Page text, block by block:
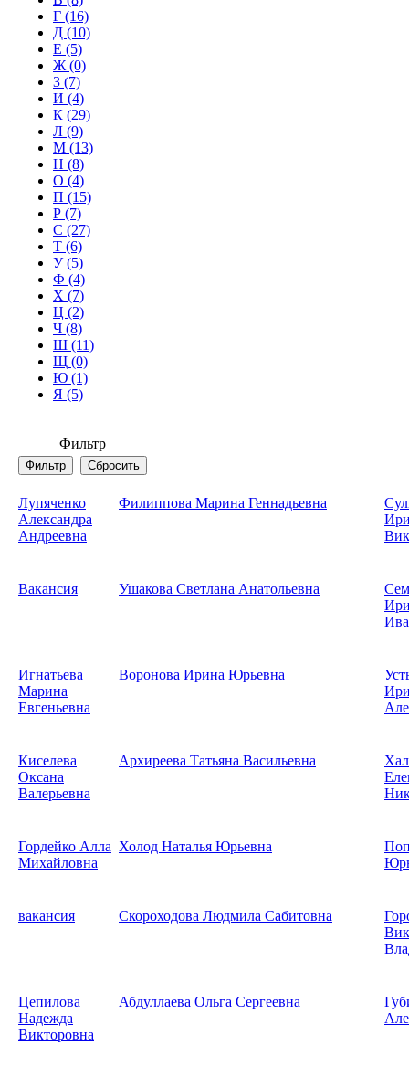
Г (16)
Д (10)
Е (5)
Ж (0)
З (7)
И (4)
К (29)
Л (9)
М (13)
Н (8)
О (4)
П (15)
Р (7)
С (27)
Т (6)
У (5)
Ф (4)
Х (7)
Ц (2)
Ч (8)
Ш (11)
Щ (0)
Ю (1)
Я (5)
Фильтр
Лупяченко
Александра
Андреевна
Филиппова Марина Геннадьевна
Вакансия Ушакова Светлана Анатольевна
Игнатьева
Марина
Евгеньевна
Воронова Ирина Юрьевна
Киселева
Оксана
Валерьевна
Архиреева Татьяна Васильевна
Гордейко Алла
Михайловна
Холод Наталья Юрьевна
вакансия Скороходова Людмила Сабитовна
Цепилова
Надежда
Викторовна
Абдуллаева Ольга Сергеевна